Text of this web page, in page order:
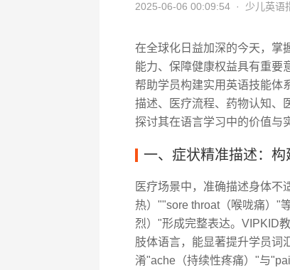
2025-06-06 00:09:54 · 少儿英语
在全球化日益加深的今天，掌
能力、保障健康权益具有重要
帮助学员构建实用英语技能体
描述、医疗流程、药物认知、
探讨其在语言学习中的价值与
一、症状精准描述：
医疗场景中，准确描述身体不
热）""sore throat（喉咙痛）"
烈）"形成完整表达。VIPKID
肢体语言，能显著提升学员词
淆"ache（持续性疼痛）"与